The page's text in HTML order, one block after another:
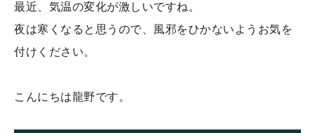
最近、気温の変化が激しいですね。
夜は寒くなると思うので、風邪をひかないようお気を
付けください。
こんにちは龍野です。